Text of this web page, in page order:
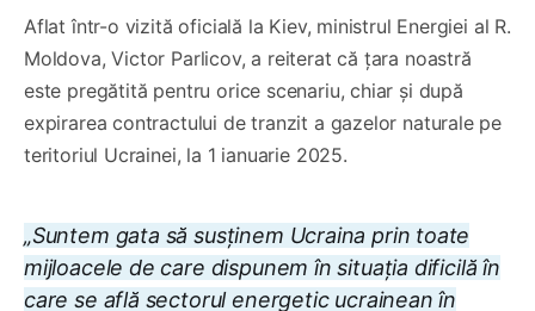
Aflat într-o vizită oficială la Kiev, ministrul Energiei al R.
Moldova, Victor Parlicov, a reiterat că țara noastră
este pregătită pentru orice scenariu, chiar și după
expirarea contractului de tranzit a gazelor naturale pe
teritoriul Ucrainei, la 1 ianuarie 2025.
„Suntem gata să susținem Ucraina prin toate
mijloacele de care dispunem în situația dificilă în
care se află sectorul energetic ucrainean în